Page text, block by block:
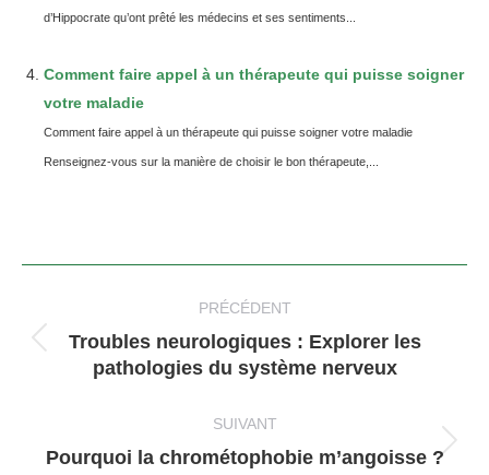
d’Hippocrate qu’ont prêté les médecins et ses sentiments...
Comment faire appel à un thérapeute qui puisse soigner
votre maladie
Comment faire appel à un thérapeute qui puisse soigner votre maladie
Renseignez-vous sur la manière de choisir le bon thérapeute,...
PRÉCÉDENT
Article
précédent
Troubles neurologiques : Explorer les
pathologies du système nerveux
SUIVANT
Article
Pourquoi la chrométophobie m’angoisse ?